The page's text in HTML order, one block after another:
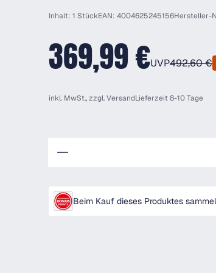
Inhalt: 1 StückEAN: 4004625245156Hersteller-
369,99 €UVP492,60 €
inkl. MwSt., zzgl.VersandLieferzeit 8-10 Tage
Beim Kauf dieses Produktes